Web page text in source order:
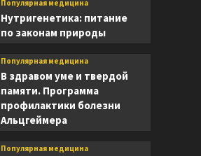
Популярная медицина
Нутригенетика: питание
по законам природы
Популярная медицина
В здравом уме и твердой
памяти. Программа
профилактики болезни
Альцгеймера
Популярная медицина